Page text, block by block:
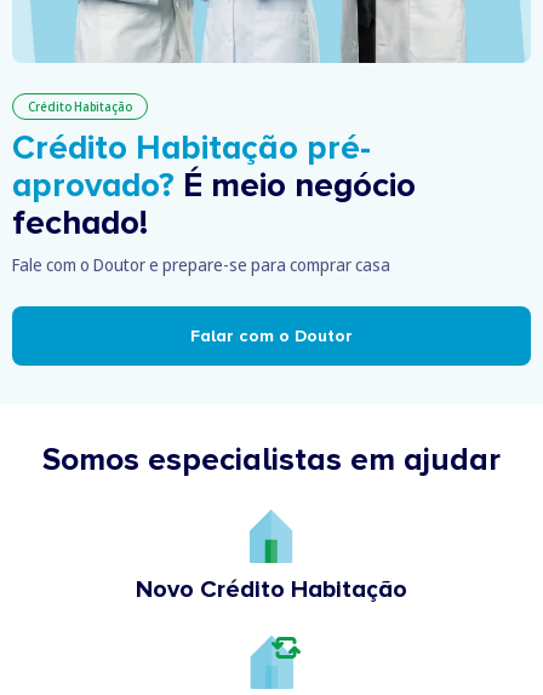
Crédito Habitação
Crédito Habitação pré-
aprovado? É meio negócio
fechado!
Fale com o Doutor e prepare-se para comprar casa
Falar com o Doutor
Somos especialistas em ajudar
Novo Crédito Habitação